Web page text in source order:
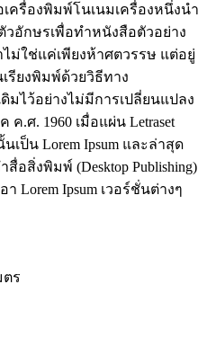
ครื่องพิมพ์โนเนมเครื่องหนึ่งนำ
อักษรเพื่อทำหนังสือตัวอย่าง
ไม่ใช่แค่เพียงห้าศตวรรษ แต่อยู่
รียงพิมพ์ด้วยวิธีทาง
มไว้อย่างไม่มีการเปลี่ยนแปลง
.ศ. 1960 เมื่อแผ่น Letraset
ป็น Lorem Ipsum และล่าสุด
สิ่งพิมพ์ (Desktop Publishing)
า Lorem Ipsum เวอร์ชั่นต่างๆ
ตร